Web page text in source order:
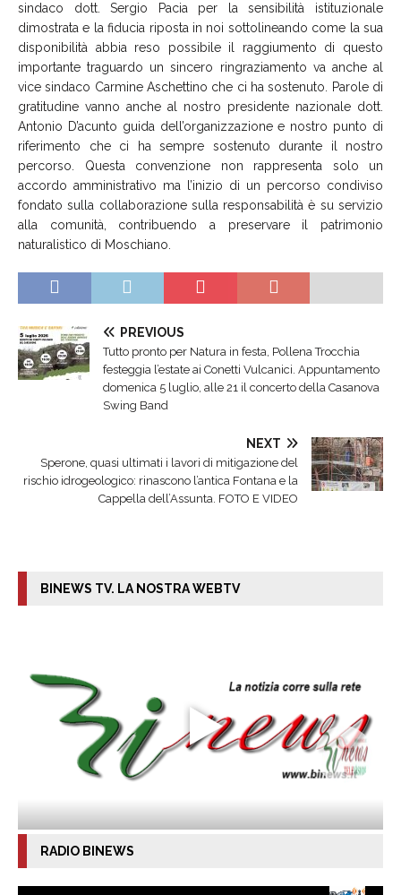
sindaco dott. Sergio Pacia per la sensibilità istituzionale
dimostrata e la fiducia riposta in noi sottolineando come la sua
disponibilità abbia reso possibile il raggiumento di questo
importante traguardo un sincero ringraziamento va anche al
vice sindaco Carmine Aschettino che ci ha sostenuto. Parole di
gratitudine vanno anche al nostro presidente nazionale dott.
Antonio D’acunto guida dell’organizzazione e nostro punto di
riferimento che ci ha sempre sostenuto durante il nostro
percorso. Questa convenzione non rappresenta solo un
accordo amministrativo ma l’inizio di un percorso condiviso
fondato sulla collaborazione sulla responsabilità è su servizio
alla comunità, contribuendo a preservare il patrimonio
naturalistico di Moschiano.
PREVIOUS
Tutto pronto per Natura in festa, Pollena Trocchia
festeggia l’estate ai Conetti Vulcanici. Appuntamento
domenica 5 luglio, alle 21 il concerto della Casanova
Swing Band
NEXT
Sperone, quasi ultimati i lavori di mitigazione del
rischio idrogeologico: rinascono l’antica Fontana e la
Cappella dell’Assunta. FOTO E VIDEO
BINEWS TV. LA NOSTRA WEBTV
RADIO BINEWS